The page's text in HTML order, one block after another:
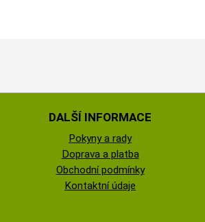
DALŠÍ INFORMACE
Pokyny a rady
Doprava a platba
Obchodní podmínky
Kontaktní údaje